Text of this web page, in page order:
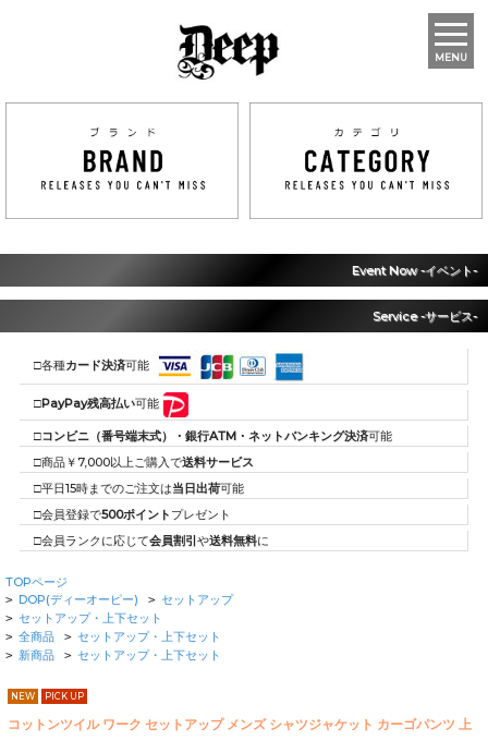
MENU
Event Now -イベント-
Service -サービス-
□各種カード決済可能
□PayPay残高払い可能
□コンビニ（番号端末式）・銀行ATM・ネットバンキング決済可能
□商品￥7,000以上ご購入で送料サービス
□平日15時までのご注文は当日出荷可能
□会員登録で500ポイント プレゼント
□会員ランクに応じて会員割引や送料無料に
TOPページ
> DOP(ディーオーピー) > セットアップ
> セットアップ・上下セット
> 全商品 > セットアップ・上下セット
> 新商品 > セットアップ・上下セット
NEW PICK UP
コットンツイル ワーク セットアップ メンズ シャツジャケット カーゴパンツ 上